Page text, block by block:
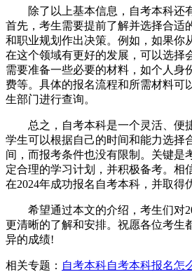
除了以上基本信息，自考本科还有
首先，考生需要提前了解并选择合适
和职业规划作出决策。例如，如果你
在这个领域有更好的发展，可以选择
需要准备一些必要的材料，如个人身
费等。具体的报名流程和所需材料可
生部门进行查询。
总之，自考本科是一个灵活、便捷
学生可以根据自己的时间和能力选择
间，而报考条件也没有限制。关键是
定合理的学习计划，并积极备考。相
在2024年成功报名自考本科，并取得
希望通过本文的介绍，考生们对
更清晰的了解和安排。祝愿各位考生
异的成绩!
相关专题： 自考本科自考本科报名怎